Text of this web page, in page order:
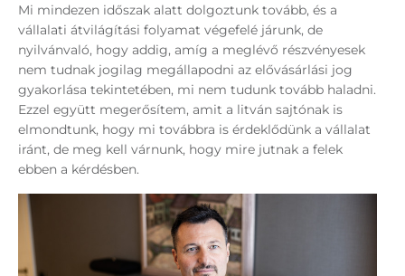
Mi mindezen időszak alatt dolgoztunk tovább, és a
vállalati átvilágítási folyamat végefelé járunk, de
nyilvánvaló, hogy addig, amíg a meglévő részvényesek
nem tudnak jogilag megállapodni az elővásárlási jog
gyakorlása tekintetében, mi nem tudunk tovább haladni.
Ezzel együtt megerősítem, amit a litván sajtónak is
elmondtunk, hogy mi továbbra is érdeklődünk a vállalat
iránt, de meg kell várnunk, hogy mire jutnak a felek
ebben a kérdésben.